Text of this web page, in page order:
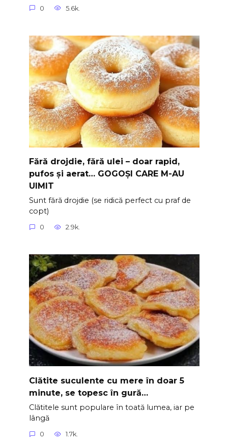
0 5.6k.
Fără drojdie, fără ulei – doar rapid,
pufos și aerat… GOGOȘI CARE M-AU
UIMIT
Sunt fără drojdie (se ridică perfect cu praf de
copt)
0 2.9k.
Clătite suculente cu mere în doar 5
minute, se topesc în gură…
Clătitele sunt populare în toată lumea, iar pe
lângă
0 1.7k.